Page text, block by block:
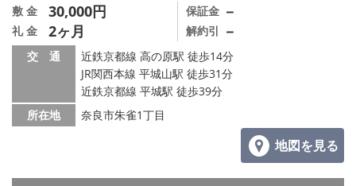
店舗情報·アクセス
会社概要
メールでお問い合わせ
敷 金 30,000円
礼 金 2ヶ月
保証金 －
解約引 －
交 通
近鉄京都線 高の原駅 徒歩14分
JR関西本線 平城山駅 徒歩31分
近鉄京都線 平城駅 徒歩39分
所在地
奈良市朱雀1丁目
地図を見る